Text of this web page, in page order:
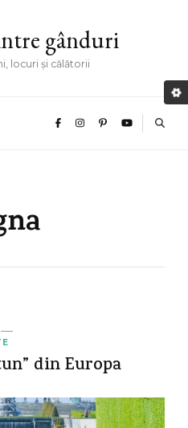
gânduri
locuri și călătorii
din Europa